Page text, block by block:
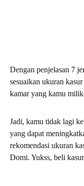
Dengan penjelasan 7
sesuaikan ukuran
kamar yang kamu
Jadi, kamu tidak lagi
yang dapat
rekomendasi ukuran
Domi. Yukss, beli